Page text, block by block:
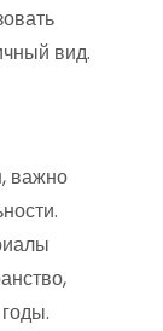
вид.
важно